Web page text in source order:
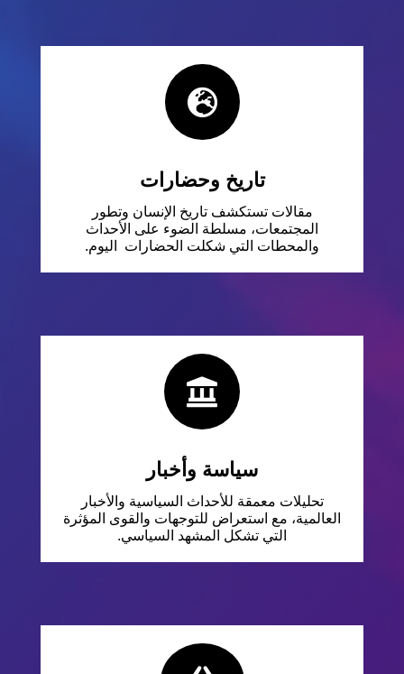

تاريخ وحضارات
مقالات تستكشف تاريخ الإنسان وتطور
المجتمعات، مسلطة الضوء على الأحداث
والمحطات التي شكلت الحضارات اليوم.

سياسة وأخبار
تحليلات معمقة للأحداث السياسية والأخبار
العالمية، مع استعراض للتوجهات والقوى المؤثرة
التي تشكل المشهد السياسي.